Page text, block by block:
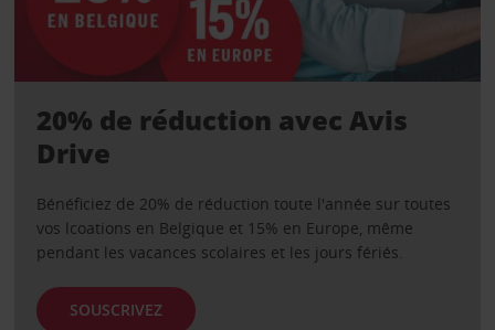
20% de réduction avec Avis
Drive
Bénéficiez de 20% de réduction toute l'année sur toutes
vos lcoations en Belgique et 15% en Europe, même
pendant les vacances scolaires et les jours fériés.
SOUSCRIVEZ